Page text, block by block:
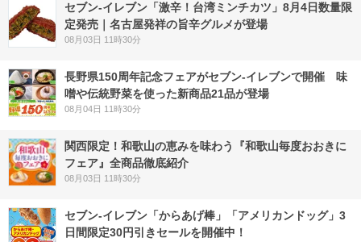
セブン-イレブン「激辛！台湾ミンチカツ」8月4日数量限
定発売｜名古屋発祥の旨辛グルメが登場
08月03日 11時30分
長野県150周年記念フェアがセブン-イレブンで開催 味
噌や伝統野菜を使った新商品21品が登場
08月04日 11時30分
関西限定！和歌山の恵みを味わう『和歌山毎度おおきに
フェア』全商品徹底紹介
08月03日 11時30分
セブン‐イレブン「からあげ棒」「アメリカンドッグ」3
日間限定30円引きセールを開催中！